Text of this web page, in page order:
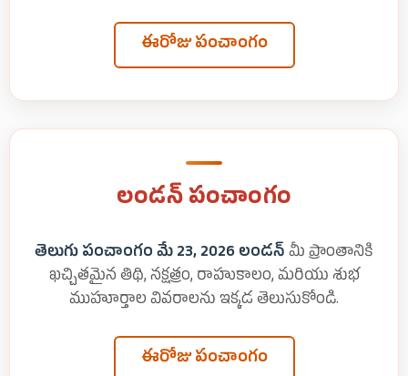
ఈరోజు పంచాంగం
లండన్ పంచాంగం
తెలుగు పంచాంగం మే 23, 2026 లండన్ మీ ప్రాంతానికి
ఖచ్చితమైన తిథి, నక్షత్రం, రాహుకాలం, మరియు శుభ
ముహూర్తాల వివరాలను ఇక్కడ తెలుసుకోండి.
ఈరోజు పంచాంగం